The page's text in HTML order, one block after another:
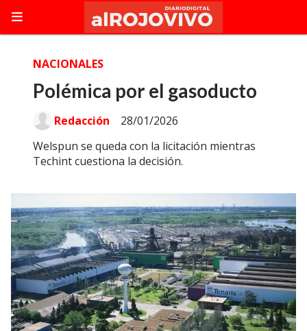
Polémica por el gasoducto
Welspun se queda con la licitación mientras
Techint cuestiona la decisión.
NACIONALES
28/01/2026
Redacción